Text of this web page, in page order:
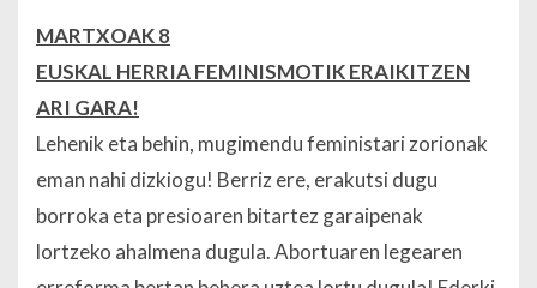
MARTXOAK 8
EUSKAL HERRIA FEMINISMOTIK ERAIKITZEN
ARI GARA!
Lehenik eta behin, mugimendu feministari zorionak
eman nahi dizkiogu! Berriz ere, erakutsi dugu
borroka eta presioaren bitartez garaipenak
lortzeko ahalmena dugula. Abortuaren legearen